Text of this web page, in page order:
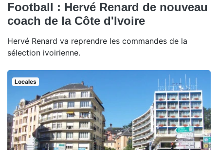
Football : Hervé Renard de nouveau
coach de la Côte d'Ivoire
Hervé Renard va reprendre les commandes de la
sélection ivoirienne.
Locales